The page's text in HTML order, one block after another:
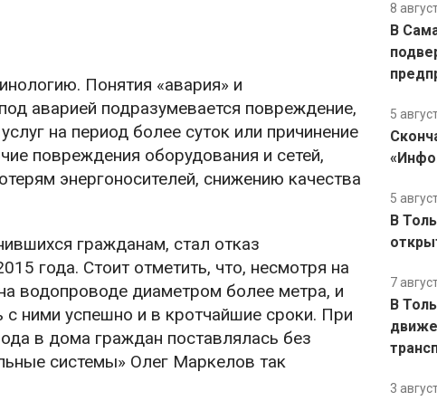
Понятия «авария» и
аварией подразумевается повреждение,
на период более суток или причинение
повреждения оборудования и сетей,
энергоносителей, снижению качества
гражданам, стал отказ
года. Стоит отметить, что, несмотря на
водопроводе диаметром более метра, и
ними успешно и в кротчайшие сроки. При
в дома граждан поставлялась без
системы» Олег Маркелов так
8
В
5
5
В
7
В
3